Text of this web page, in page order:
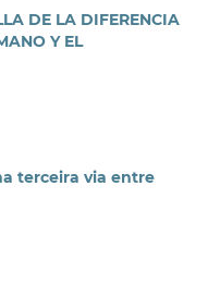
DE LA DIFERENCIA
Y EL
terceira via entre